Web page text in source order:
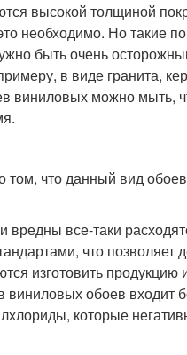
высокой толщиной
необходимо. Но такие
быть очень
в виде гранита,
виниловых можно мыть,
что данный вид
все-таки
что
изготовить
обоев входит
которые